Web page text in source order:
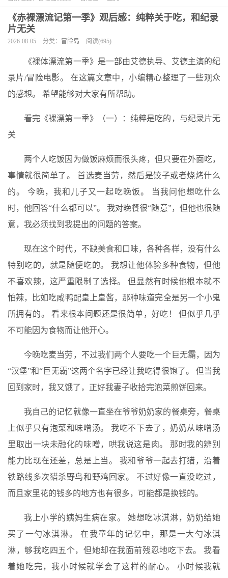
《赤裸漂流记第一季》观后感：纯粹关于吃，和纪录
片无关
2026-08-05 分类： 冒险岛 阅读(695)
《裸体漂流第一季》是一部由艾德执导、艾德主演的纪
录片/冒险电影。 在这篇文章中，小编精心整理了一些观众
的感想。 希望能够对大家有所帮助。
看完《裸漂第一季》（一）：纯粹是吃的，与纪录片无
关
两个人吃饭因为做饭麻烦而很头疼，但只要在外面吃，
事情就很简单了。 首选麦当劳，然后是饺子或者烧烤什么
的。 今晚，我和儿子又一起吃晚饭。 当我问他想吃什么
时，他回答“什么都可以”。 我对晚餐很“随意”，但他也很随
意，我必须找到我提出的问题的答案。
现在这个时代，不缺美食和口味，各种各样，没有什么
特别吃的，就是随便吃的。 我想让他体验多种食物，但他
不喜欢辣，这严重限制了选择。 但显然有时候他根本就不
怕辣，比如吃咸鸭配皇上皇酱，那种味道完全是另一个小鬼
所拥有的。 看来根本问题还是很简单，好吃！ 但似乎几乎
不可能因为食物而让他开心。
今晚吃麦当劳，不过我们两个人要吃一个巨无霸，因为
“汉堡”和“巨无霸”这两个名字已经让我吃得很饱了。 但当我
回到家时，我又饿了，正好我妻子收拾完泡菜煎饼回来。
我自己的记忆就像一直坐在爷爷奶奶家的餐桌旁，餐桌
上似乎只有泡菜和味噌汤。 我吃不下去了，奶奶从味噌汤
里取出一块未融化的味噌，哄我说这是肉。 那时我的辨别
能力比现在还差，总是上当。 我和爷爷一起去打猎，沿着
铁路线多次猎杀野鸟和野鸡回家。 不过好像一直没吃过，
而且家里花的钱多的地方也有很多，可能都是换钱的。
我上小学的姨妈生病在家。 她想吃冰淇淋，奶奶给她
买了一勺冰淇淋。 在我童年的记忆中，那是一大勺冰淇
淋，够我吃四五个，但她却在我面前残忍地吃下去。 我看
着她吃完，我小时候就学会了这样的耐心。 小时候我就